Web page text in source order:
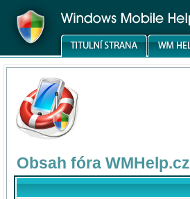
Obsah fóra WMHelp.cz